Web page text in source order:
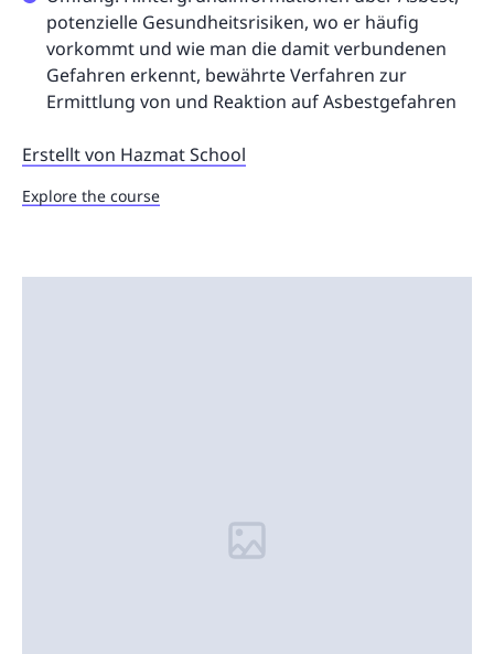
potenzielle Gesundheitsrisiken, wo er häufig
vorkommt und wie man die damit verbundenen
Gefahren erkennt, bewährte Verfahren zur
Ermittlung von und Reaktion auf Asbestgefahren
Erstellt von Hazmat School
Explore the course